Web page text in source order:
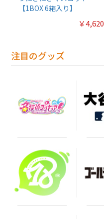
【1BOX 6箱入り】
￥4,620
注目のグッズ